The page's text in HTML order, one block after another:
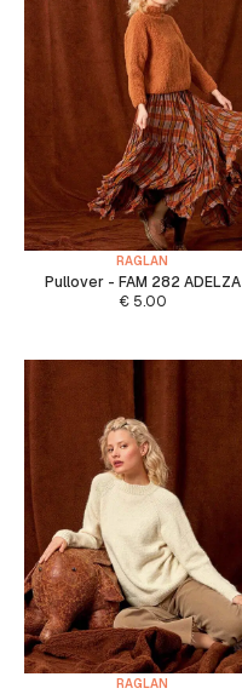
RAGLAN
Pullover - FAM 282 ADELZA
€5.00
RAGLAN